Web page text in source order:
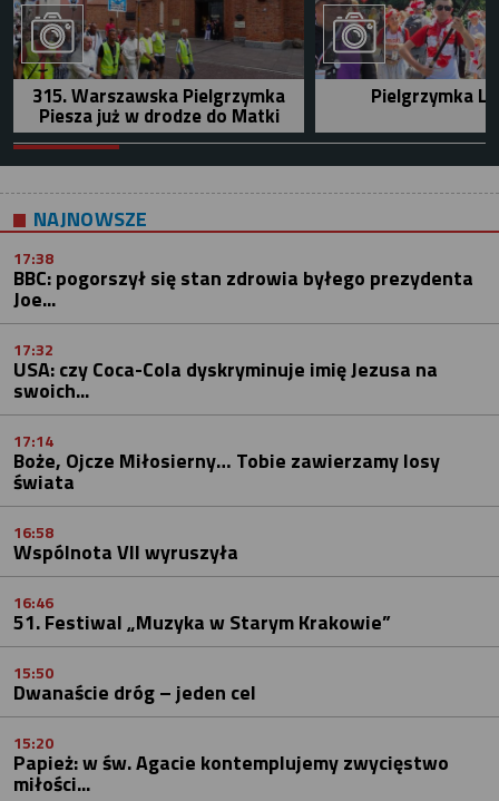
315. Warszawska Pielgrzymka
Piesza już w drodze do Matki
Pielgrzymka
NAJNOWSZE
17:38
BBC: pogorszył się stan zdrowia byłego prezydenta
Joe...
17:32
USA: czy Coca-Cola dyskryminuje imię Jezusa na
swoich...
17:14
Boże, Ojcze Miłosierny… Tobie zawierzamy losy
świata
16:58
Wspólnota VII wyruszyła
16:46
51. Festiwal „Muzyka w Starym Krakowie”
15:50
Dwanaście dróg – jeden cel
15:20
Papież: w św. Agacie kontemplujemy zwycięstwo
miłości...